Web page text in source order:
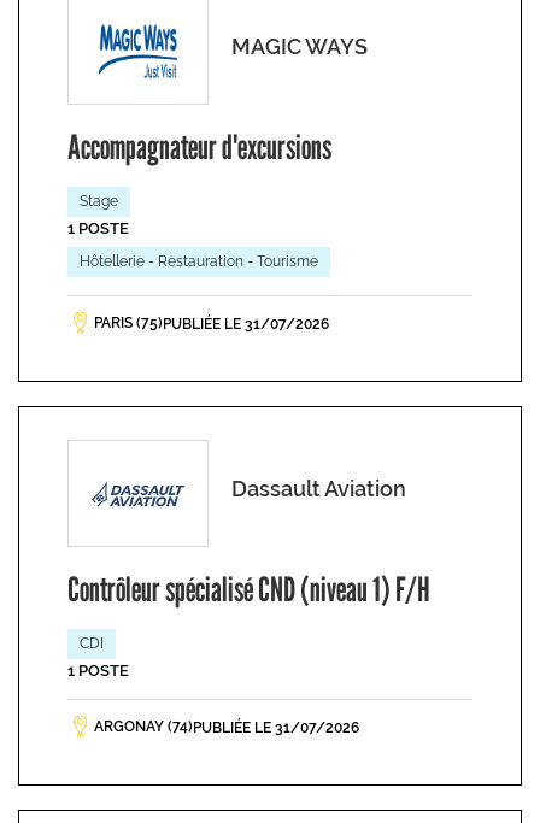
MAGIC WAYS
Accompagnateur d'excursions
Stage
1 POSTE
Hôtellerie - Restauration - Tourisme
PARIS (75) PUBLIÉE LE 31/07/2026
Dassault Aviation
Contrôleur spécialisé CND (niveau 1) F/H
CDI
1 POSTE
ARGONAY (74) PUBLIÉE LE 31/07/2026